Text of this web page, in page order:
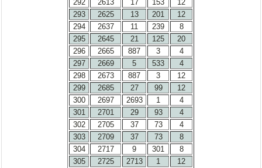
292 2613 17 153
12
293
2625 13 201
12
294
2637 11 239
8
295
2645 21 125
20
296
2665 887 3
4
297
2669 5 533
4
298
2673 887 3
12
299
2685 27 99
12
300
2697 2693 1
4
301
2701 29 93
4
302
2705 37 73
4
303
2709 37 73
8
304
2717 9 301
8
305
2725 2713 1
12